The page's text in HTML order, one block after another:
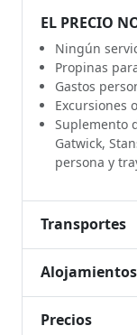
EL PRECIO
Ningún
Propinas
Gastos
Excursiones
Suplemento
Gatwick,
persona y
Transportes
Alojamientos
Precios